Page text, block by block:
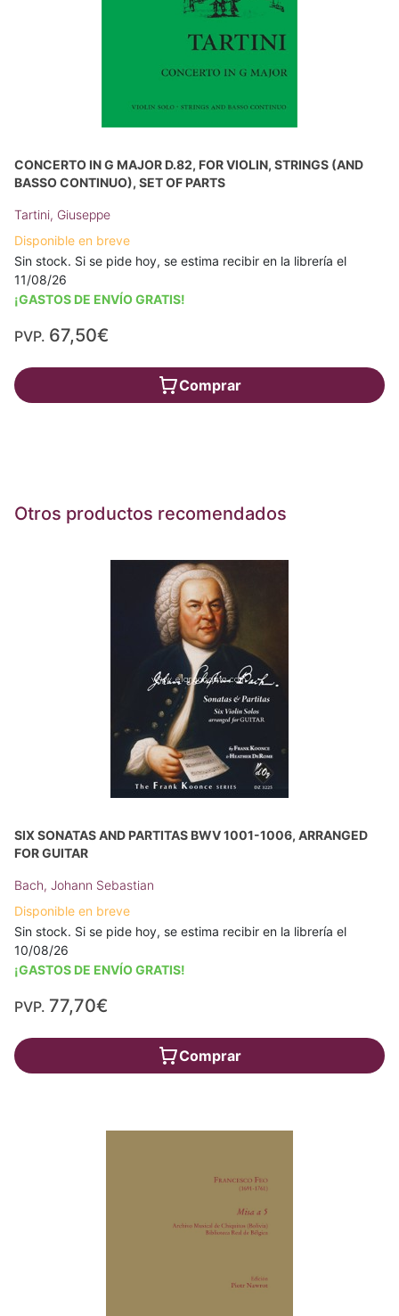
CONCERTO IN G MAJOR D.82, FOR VIOLIN, STRINGS (AND
BASSO CONTINUO), SET OF PARTS
Tartini, Giuseppe
Disponible en breve
Sin stock. Si se pide hoy, se estima recibir en la librería el
11/08/26
¡GASTOS DE ENVÍO GRATIS!
PVP. 67,50€
Comprar
Otros productos recomendados
SIX SONATAS AND PARTITAS BWV 1001-1006, ARRANGED
FOR GUITAR
Bach, Johann Sebastian
Disponible en breve
Sin stock. Si se pide hoy, se estima recibir en la librería el
10/08/26
¡GASTOS DE ENVÍO GRATIS!
PVP. 77,70€
Comprar